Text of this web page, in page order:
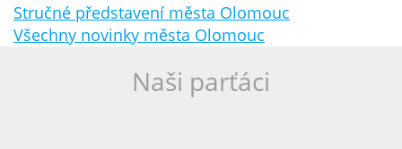
Stručné představení města Olomouc
Všechny novinky města Olomouc
Naši parťáci